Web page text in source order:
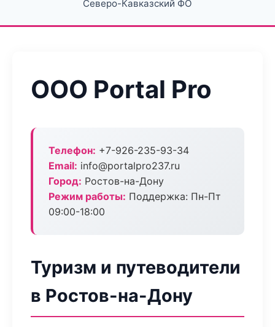
Северо-Кавказский ФО
ООО Portal Pro
Телефон: +7-926-235-93-34
Email: info@portalpro237.ru
Город: Ростов-на-Дону
Режим работы: Поддержка: Пн-Пт
09:00-18:00
Туризм и путеводители
в Ростов-на-Дону